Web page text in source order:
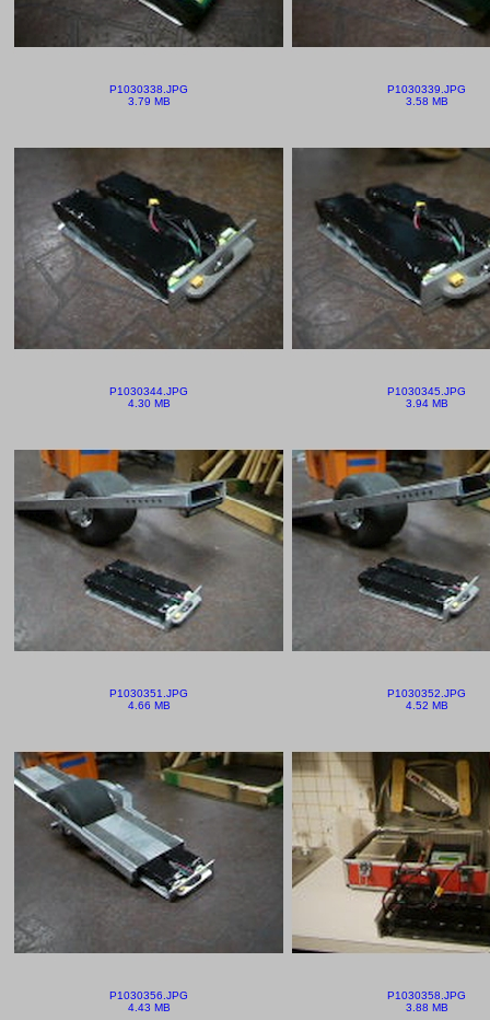
P1030338.JPG
3.79 MB
P1030339.JPG
3.58 MB
P1030344.JPG
4.30 MB
P1030345.JPG
3.94 MB
P1030351.JPG
4.66 MB
P1030352.JPG
4.52 MB
P1030356.JPG
4.43 MB
P1030358.JPG
3.88 MB